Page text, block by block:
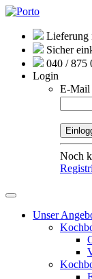
Lieferung
Sicher
040 / 875
Login
E-Mail
Noch
Unser